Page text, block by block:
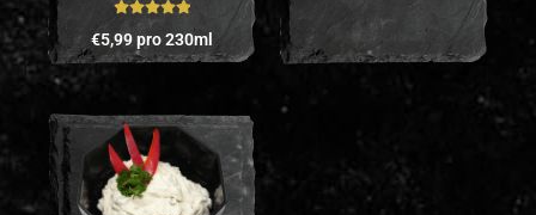
Bewertet mit
5.00von 5
€5,99pro 230ml